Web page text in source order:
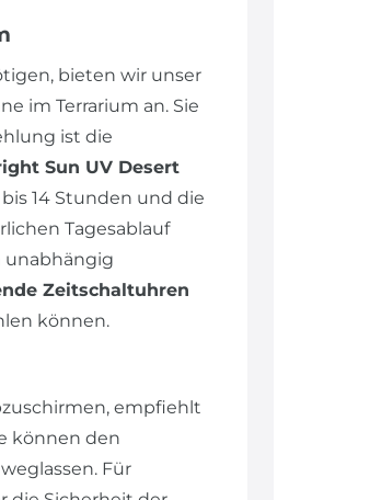
bieten wir unser
im Terrarium an. Sie
ist die
Sun UV Desert
14 Stunden und die
Tagesablauf
unabhängig
Zeitschaltuhren
können.
empfiehlt
können den
Für